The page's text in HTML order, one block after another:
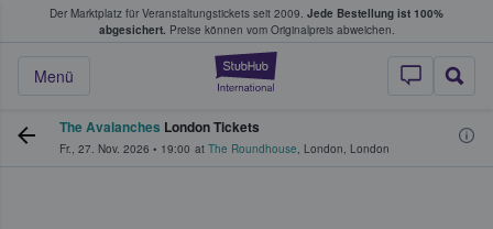
Der Marktplatz für Veranstaltungstickets seit 2009. Jede Bestellung ist 100%
abgesichert. Preise können vom Originalpreis abweichen.
StubHub - Wo
Menü
Tickets kaufen & verkaufen
The Avalanches London Tickets
Fr., 27. Nov. 2026 • 19:00 at The Roundhouse, London, London